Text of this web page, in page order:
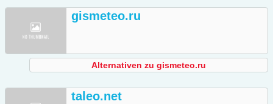
gismeteo.ru
Alternativen zu gismeteo.ru
taleo.net